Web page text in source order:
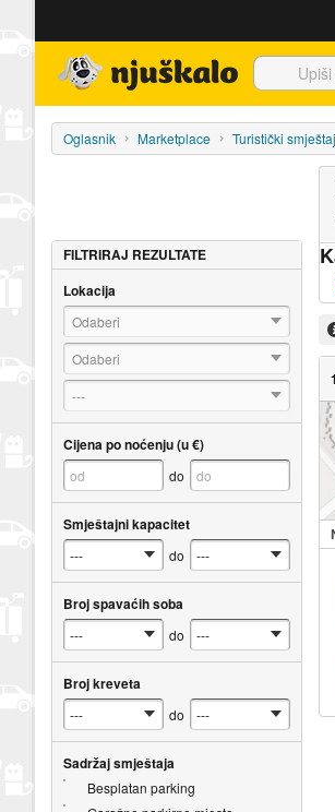
Oglasnik Marketplace Turistički smještaj
1
FILTRIRAJ REZULTATE
Lokacija
Odaberi
Odaberi
---
Cijena po noćenju (u €)
do
Smještajni kapacitet
do
Broj spavaćih soba
do
Broj kreveta
do
Sadržaj smještaja
Besplatan parking